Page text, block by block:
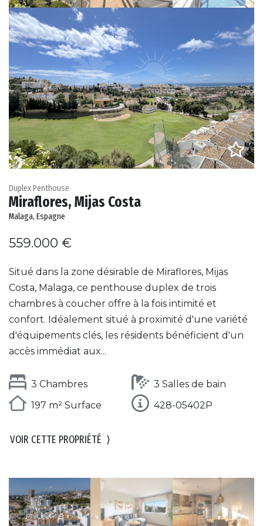
Duplex Penthouse
Miraflores, Mijas Costa
Malaga, Espagne
559.000 €
Situé dans la zone désirable de Miraflores, Mijas
Costa, Malaga, ce penthouse duplex de trois
chambres à coucher offre à la fois intimité et
confort. Idéalement situé à proximité d'une variété
d'équipements clés, les résidents bénéficient d'un
accès immédiat aux...
3 Chambres
3 Salles de bain
197 m² Surface
428-05402P
VOIR CETTE PROPRIÉTÉ ⟩